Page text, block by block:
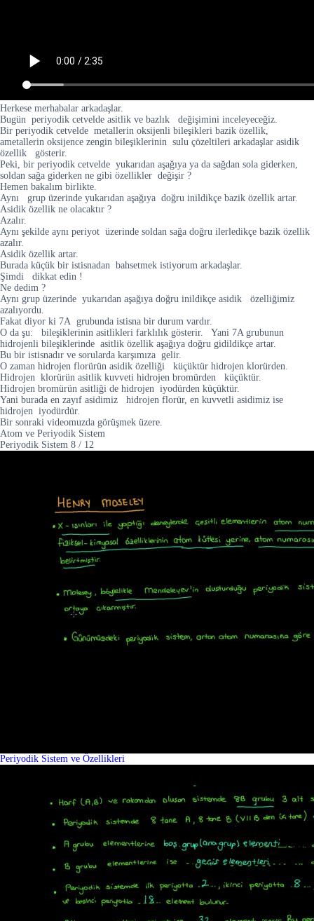
Herkese merhabalar arkadaşlar.
Bugün periyodik cetvelde asitlik ve bazlık değişimini inceleyeceğiz.
Bir periyodik cetvelde metallerin oksijenli bileşikleri bazik özellik,
ametallerin oksijence zengin bileşiklerinin sulu çözeltileri arkadaşlar asidik
özellik gösterir.
Peki, bir periyodik cetvelde yukarıdan aşağıya ya da sağdan sola giderken,
soldan sağa giderken ne gibi özellikler değişir ?
Hemen bakalım birlikte.
Aynı grup üzerinde yukarıdan aşağıya doğru inildikçe bazik özellik artar.
Asidik özellik ne olacaktır ?
Azalır.
Aynı şekilde aynı periyot üzerinde soldan sağa doğru ilerledikçe bazik özellik
azalır.
Asidik özellik artar.
Burada küçük bir istisnadan bahsetmek istiyorum arkadaşlar.
Şimdi dikkat edin !
Ne dedim ?
Aynı grup üzerinde yukarıdan aşağıya doğru inildikçe asidik özelliğimiz
azalıyordu.
Fakat diyor ki 7A grubunda istisna bir durum vardır.
O da şu: bileşiklerinin asitlikleri farklılık gösterir. Yani 7A grubunun
hidrojenli bileşiklerinde asitlik özellik aşağıya doğru gidildikçe artar.
Bu bir istisnadır ve sorularda karşımıza gelir.
O zaman hidrojen florürün asidik özelliği küçüktür hidrojen klorürden.
Hidrojen klorürün asitlik kuvveti hidrojen bromürden küçüktür.
Hidrojen bromürün asitliği de hidrojen iyodürden küçüktür.
Yani burada en zayıf asidimiz hidrojen florür, en kuvvetli asidimiz ise
hidrojen iyodürdür.
Bir sonraki videomuzda görüşmek üzere.
Atom ve Periyodik Sistem
Periyodik Sistem 8 / 12
Periyodik Sistem ve Özellikleri